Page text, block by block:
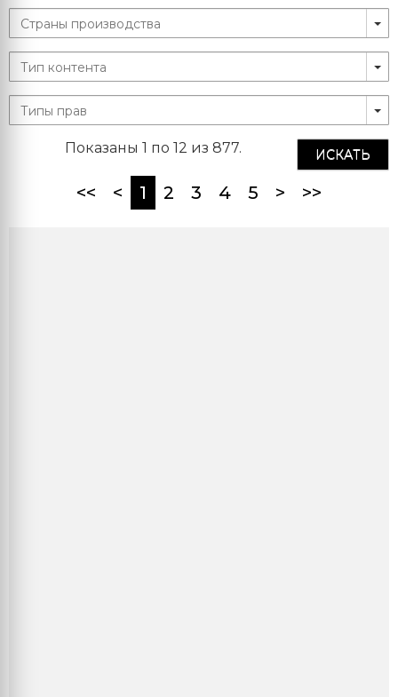
ИСКАТЬ
Показаны 1 по 12 из 877.
<< < 1 (current)
2 3 4 5 > >>